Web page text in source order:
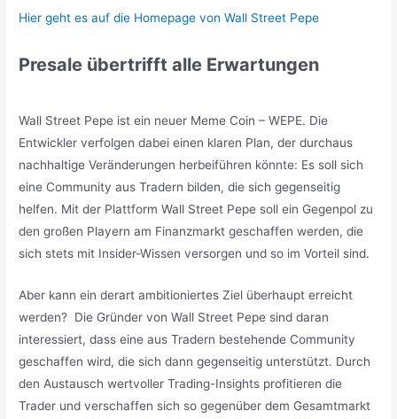
Hier geht es auf die Homepage von Wall Street Pepe
Presale übertrifft alle Erwartungen
Wall Street Pepe ist ein neuer Meme Coin – WEPE. Die
Entwickler verfolgen dabei einen klaren Plan, der durchaus
nachhaltige Veränderungen herbeiführen könnte: Es soll sich
eine Community aus Tradern bilden, die sich gegenseitig
helfen. Mit der Plattform Wall Street Pepe soll ein Gegenpol zu
den großen Playern am Finanzmarkt geschaffen werden, die
sich stets mit Insider-Wissen versorgen und so im Vorteil sind.
Aber kann ein derart ambitioniertes Ziel überhaupt erreicht
werden? Die Gründer von Wall Street Pepe sind daran
interessiert, dass eine aus Tradern bestehende Community
geschaffen wird, die sich dann gegenseitig unterstützt. Durch
den Austausch wertvoller Trading-Insights profitieren die
Trader und verschaffen sich so gegenüber dem Gesamtmarkt